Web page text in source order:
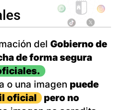
del Gobierno de
de forma segura
o una imagen puede
oficial
pero no